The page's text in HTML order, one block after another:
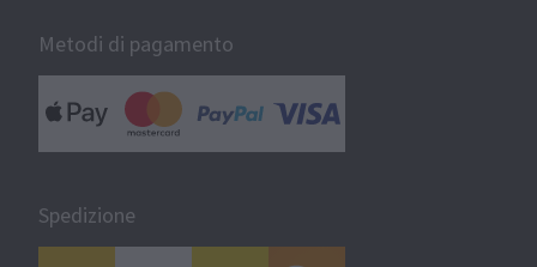
Metodi di pagamento
Spedizione